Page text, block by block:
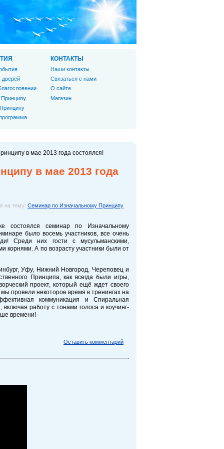
в мае 2013 года состоялся!
в мае 2013 года
на тему: Семинар по Изначальному Принципу
семинар по Изначальному
было восемь участников, все очень
Среди них гости с мусульманскими,
корнями. А по возрасту участники были от
Уфу, Нижний Новгород, Череповец и
Принципа, как всегда были игры,
проект, который ещё ждет своего
провели некоторое время в тренингах на
коммуникация и Спиральная
работу с тонами голоса и коучинг-
времени!
Оставить комментарий
дверей
КОНТАКТЫ
Наши контакты
Связаться с нами
О сайте
Магазин